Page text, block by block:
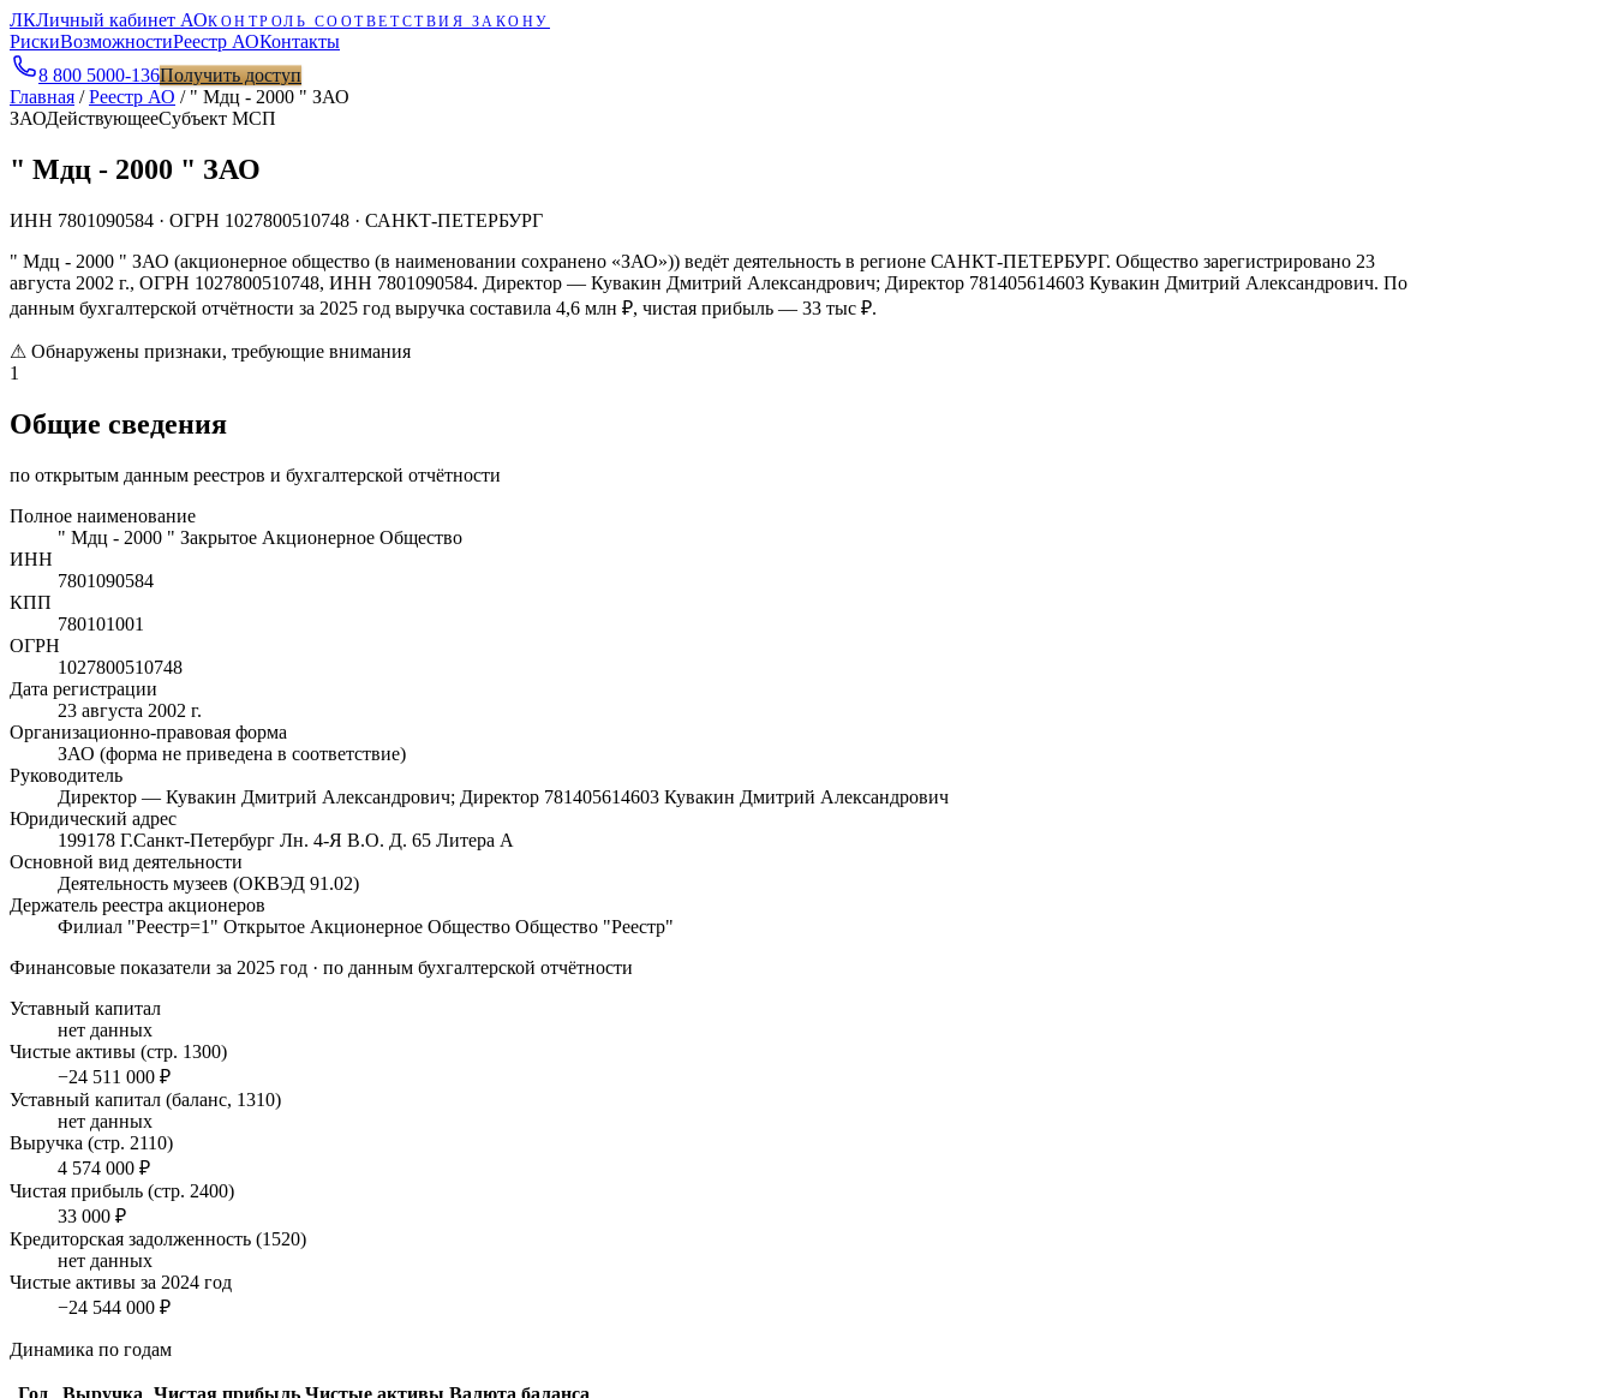
ЛКЛичный кабинет АОКОНТРОЛЬ СООТВЕТСТВИЯ ЗАКОНУ
РискиВозможностиРеестр АОКонтакты
8 800 5000-136Получить доступ
Главная /Реестр АО / " Мдц - 2000 " ЗАО
ЗАОДействующееСубъект МСП
" Мдц - 2000 " ЗАО
ИНН 7801090584 · ОГРН 1027800510748 · САНКТ-ПЕТЕРБУРГ
" Мдц - 2000 " ЗАО (акционерное общество (в наименовании сохранено «ЗАО»)) ведёт деятельность в регионе САНКТ-ПЕТЕРБУРГ. Общество зарегистрировано 23
августа 2002 г., ОГРН 1027800510748, ИНН 7801090584. Директор — Кувакин Дмитрий Александрович; Директор 781405614603 Кувакин Дмитрий Александрович. По
данным бухгалтерской отчётности за 2025 год выручка составила 4,6 млн ₽, чистая прибыль — 33 тыс ₽.
⚠ Обнаружены признаки, требующие внимания
1
Общие сведения
по открытым данным реестров и бухгалтерской отчётности
Полное наименование
" Мдц - 2000 " Закрытое Акционерное Общество
ИНН
7801090584
КПП
780101001
ОГРН
1027800510748
Дата регистрации
23 августа 2002 г.
Организационно-правовая форма
ЗАО (форма не приведена в соответствие)
Руководитель
Директор — Кувакин Дмитрий Александрович; Директор 781405614603 Кувакин Дмитрий Александрович
Юридический адрес
199178 Г.Санкт-Петербург Лн. 4-Я В.О. Д. 65 Литера А
Основной вид деятельности
Деятельность музеев (ОКВЭД 91.02)
Держатель реестра акционеров
Филиал "Реестр=1" Открытое Акционерное Общество Общество "Реестр"
Финансовые показатели за 2025 год · по данным бухгалтерской отчётности
Уставный капитал
нет данных
Чистые активы (стр. 1300)
−24 511 000 ₽
Уставный капитал (баланс, 1310)
нет данных
Выручка (стр. 2110)
4 574 000 ₽
Чистая прибыль (стр. 2400)
33 000 ₽
Кредиторская задолженность (1520)
нет данных
Чистые активы за 2024 год
−24 544 000 ₽
Динамика по годам
Год Выручка Чистая прибыль Чистые активы Валюта баланса